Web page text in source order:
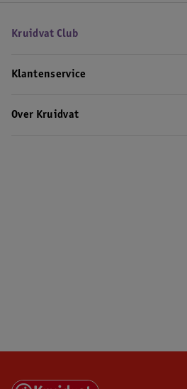
Kruidvat Club
Klantenservice
Over Kruidvat